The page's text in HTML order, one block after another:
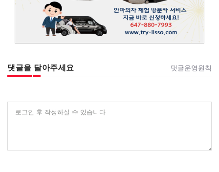
댓글을 달아주세요 댓글운영원칙
로그인 후 작성하실 수 있습니다